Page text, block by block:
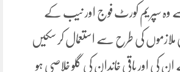
وہ سپریم کورٹ فوج اور نیب کے
ملازموں کی طرح سے استعمال کر سکیں
کی اور باقی خاندان کی گلو خلاصی ہو